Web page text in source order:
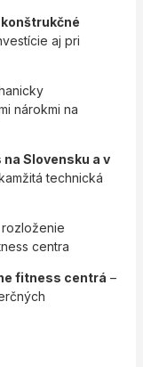
aj pri
nárokmi na
Slovensku a v
technická
rozloženie
centra
fitness centrá –